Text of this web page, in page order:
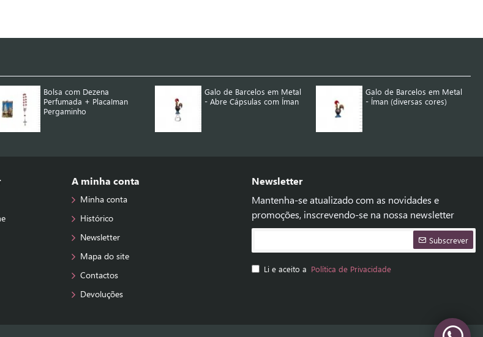
Bolsa com Dezena
Perfumada + PlacaIman
Pergaminho
Galo de Barcelos em Metal
- Abre Cápsulas com Íman
Galo de Barcelos em Metal
- Íman (diversas cores)
A minha conta
Minha conta
Histórico
Newsletter
Mapa do site
Contactos
Devoluções
Newsletter
Mantenha-se atualizado com as novidades e
promoções, inscrevendo-se na nossa newsletter
Subscrever
Li e aceito a Política de Privacidade